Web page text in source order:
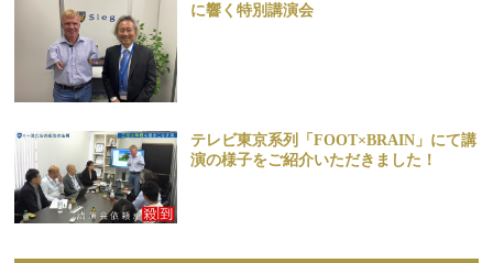
に響く特別講演会
テレビ東京系列「FOOT×BRAIN」にて講
演の様子をご紹介いただきました！